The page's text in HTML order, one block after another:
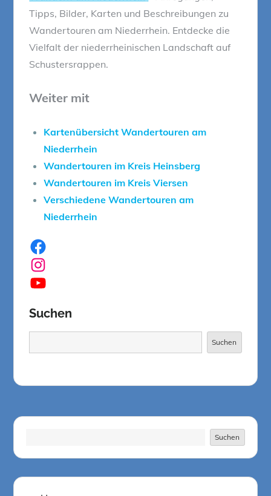
Tipps, Bilder, Karten und Beschreibungen zu
Wandertouren am Niederrhein. Entdecke die
Vielfalt der niederrheinischen Landschaft auf
Schustersrappen.
Weiter mit
Kartenübersicht Wandertouren am
Niederrhein
Wandertouren im Kreis Heinsberg
Wandertouren im Kreis Viersen
Verschiedene Wandertouren am
Niederrhein
Facebook
Instagram
YouTube
Suchen
Suchen
Suchen